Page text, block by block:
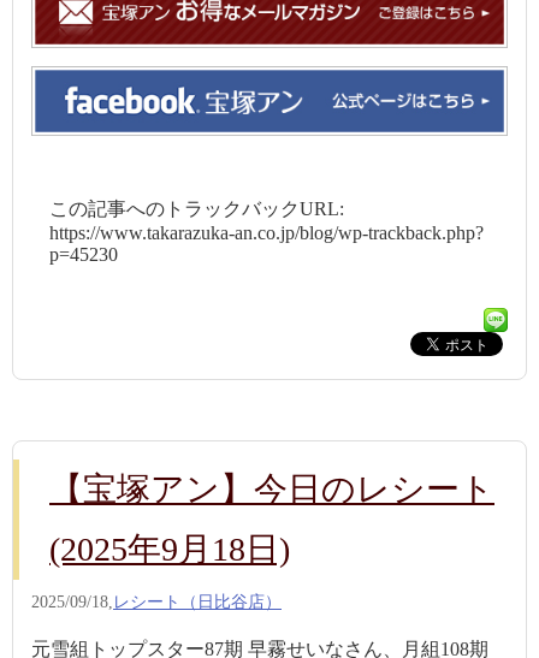
この記事へのトラックバックURL:
https://www.takarazuka-an.co.jp/blog/wp-trackback.php?
p=45230
【宝塚アン】今日のレシート
(2025年9月18日)
2025/09/18, レシート（日比谷店）
元雪組トップスター87期 早霧せいなさん、月組108期